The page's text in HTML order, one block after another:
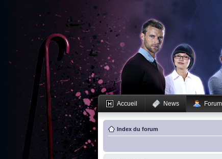
Accueil News Forum
Index du forum